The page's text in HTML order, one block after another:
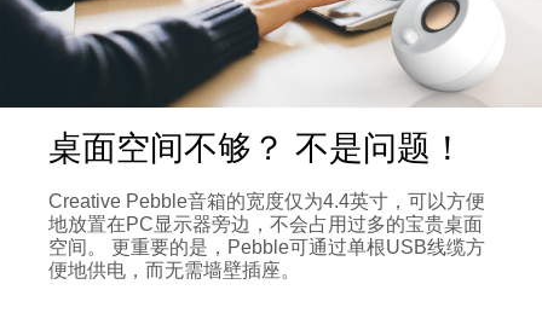
桌面空间不够？ 不是问题！
Creative Pebble音箱的宽度仅为4.4英寸，可以方便
地放置在PC显示器旁边，不会占用过多的宝贵桌面
空间。 更重要的是，Pebble可通过单根USB线缆方
便地供电，而无需墙壁插座。